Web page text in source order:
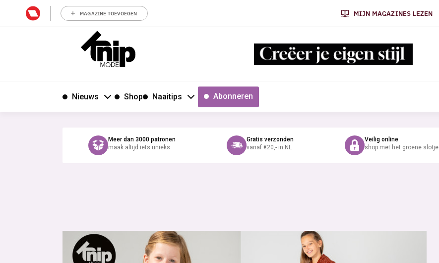
MAGAZINE TOEVOEGEN MIJN MAGAZINES LEZEN
Nieuws Shop Naaitips Abonneren
Meer dan 3000 patronen
maak altijd iets unieks
Gratis verzonden
vanaf €20,- in NL
Veilig online
shop met het groene slotje